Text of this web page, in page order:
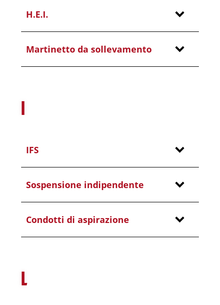
H.E.I.
Martinetto da sollevamento
I
IFS
Sospensione indipendente
Condotti di aspirazione
L